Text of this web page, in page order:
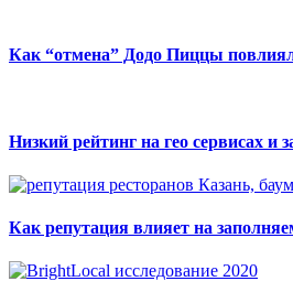
Как “отмена” Додо Пиццы
Низкий рейтинг на гео сервисах и
Как репутация влияет на